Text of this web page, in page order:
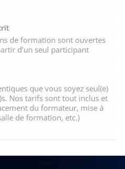
de formation sont ouvertes
d’un seul participant
que vous soyez seul(e)
Nos tarifs sont tout inclus et
du formateur, mise à
de formation, etc.)